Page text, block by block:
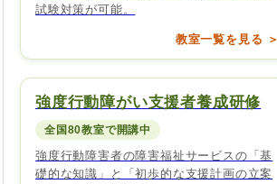
試験対策が可能。
教室一覧を見る ＞
強度行動障がい支援者養成研修
全国80教室で開講中
強度行動障害者の障害福祉サービスの「基
礎的な知識」と「初歩的な支援計画の立案